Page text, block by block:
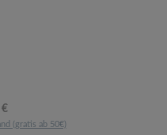
Preis:
€
(gratis ab 50€)